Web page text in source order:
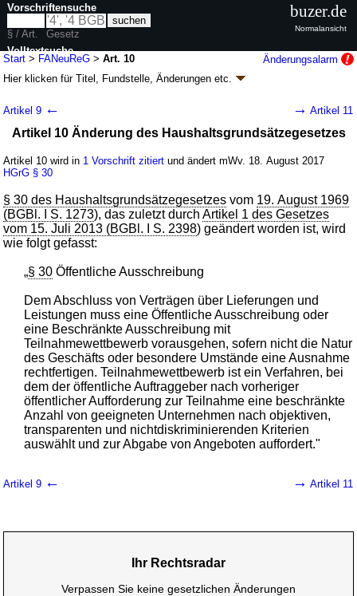
Start > FANeuReG >Art. 10
Änderungsalarm
Hier klicken fürTitel, Fundstelle, Änderungen etc.
bundesstaatlichen Finanzausgleichssystems
ab dem Jahr 2020 und zur Änderung
haushaltsrechtlicher Vorschriften
(FANeuReG
k.a.Abk.
G. v. 14.08.2017 BGBl. I S. 3122( ); zuletzt geändert durch
Artikel 4
G. v. 17.12.2018BGBl. I S. 2522
Geltung ab 18.08.2017, abweichend sieheArtikel 25
28 Änderungen | Drucksachen / Entwurf / Begründung |
wird in 37 Vorschriften zitiert
Artikel 9 ← → Artikel 11
Artikel 10 Änderung des Haushaltsgrundsätzegesetzes
Artikel 10 wird in 1 Vorschrift zitiert und ändert mWv. 18. August 2017
HGrG § 30
§ 30 des Haushaltsgrundsätzegesetzes vom 19. August 1969
(BGBl. I S. 1273), das zuletzt durchArtikel 1 des Gesetzes
vom 15. Juli 2013 (BGBl. I S. 2398) geändert worden ist, wird
wie folgt gefasst:
„§ 30 Öffentliche Ausschreibung
Dem Abschluss von Verträgen über Lieferungen und
Leistungen muss eine Öffentliche Ausschreibung oder
eine Beschränkte Ausschreibung mit
Teilnahmewettbewerb vorausgehen, sofern nicht die Natur
des Geschäfts oder besondere Umstände eine Ausnahme
rechtfertigen. Teilnahmewettbewerb ist ein Verfahren, bei
dem der öffentliche Auftraggeber nach vorheriger
öffentlicher Aufforderung zur Teilnahme eine beschränkte
Anzahl von geeigneten Unternehmen nach objektiven,
transparenten und nichtdiskriminierenden Kriterien
auswählt und zur Abgabe von Angeboten auffordert."
Artikel 9 ← → Artikel 11
Ihr Rechtsradar
Verpassen Sie keine gesetzlichen Änderungen
Vorschriftensuche
§ / Art.
Gesetz
Volltextsuche
nur in FANeuReG
buzer.de
Normalansicht